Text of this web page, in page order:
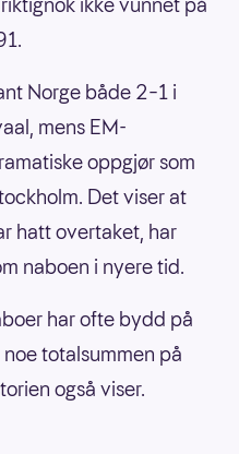
Norge både 2–1 i
mens EM-
oppgjør som
Det viser at
hatt overtaket, har
naboen i nyere tid.
har ofte bydd på
totalsummen på
også viser.